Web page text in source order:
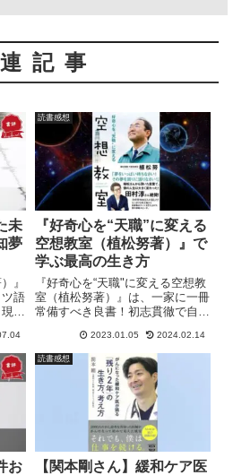
記事
未
夢
』
語
地
読書感想
『好奇心を“天職”に変える
空想教室（植松努著）』で
学ぶ最高の生き方
『好奇心を“天職"に変える空想教
室（植松努著）』は、一家に一冊
常備すべき良書！初志貫徹で自分
子どもが夢を実現するために必要
な生き方と、大人の心が干からび
ないための人生訓でいっぱいの魅
力がほとばしる本です。
2023.01.05 2024.02.14
お
読書感想
【関本剛さん】緩和ケア医